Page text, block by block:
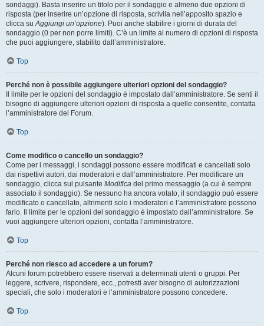
sondaggi). Basta inserire un titolo per il sondaggio e almeno due opzioni di
risposta (per inserire un’opzione di risposta, scrivila nell’apposito spazio e
clicca suAggiungi un’opzione). Puoi anche stabilire i giorni di durata del
sondaggio (0 per non porre limiti). C’è un limite al numero di opzioni di risposta
che puoi aggiungere, stabilito dall’amministratore.
Top
Perché non è possibile aggiungere ulteriori opzioni del sondaggio?
Il limite per le opzioni del sondaggio è impostato dall’amministratore. Se senti il
bisogno di aggiungere ulteriori opzioni di risposta a quelle consentite, contatta
l’amministratore del Forum.
Top
Come modifico o cancello un sondaggio?
Come per i messaggi, i sondaggi possono essere modificati e cancellati solo
dai rispettivi autori, dai moderatori e dall’amministratore. Per modificare un
sondaggio, clicca sul pulsante Modifica del primo messaggio (a cui è sempre
associato il sondaggio). Se nessuno ha ancora votato, il sondaggio può essere
modificato o cancellato, altrimenti solo i moderatori e l’amministratore possono
farlo. Il limite per le opzioni del sondaggio è impostato dall’amministratore. Se
vuoi aggiungere ulteriori opzioni, contatta l’amministratore.
Top
Perché non riesco ad accedere a un forum?
Alcuni forum potrebbero essere riservati a determinati utenti o gruppi. Per
leggere, scrivere, rispondere, ecc., potresti aver bisogno di autorizzazioni
speciali, che solo i moderatori e l’amministratore possono concedere.
Top